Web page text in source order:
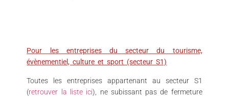
Pour les entreprises du secteur du tourisme,
évènementiel, culture et sport (secteur S1)
Toutes les entreprises appartenant au secteur S1
(retrouver la liste ici), ne subissant pas de fermeture